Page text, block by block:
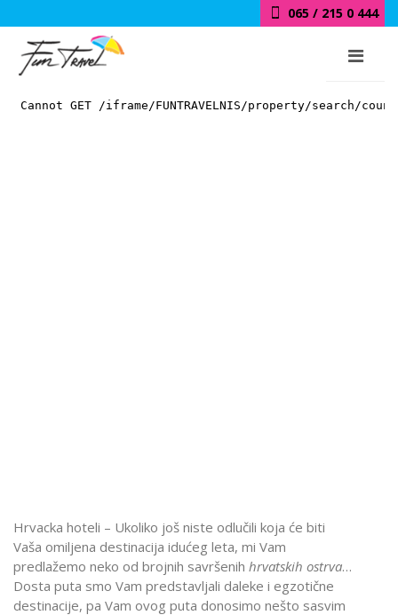
065 / 215 0 444
Hrvacka hoteli – Ukoliko još niste odlučili koja će biti
Vaša omiljena destinacija idućeg leta, mi Vam
predlažemo neko od brojnih savršenih hrvatskih ostrva…
Dosta puta smo Vam predstavljali daleke i egzotične
destinacije, pa Vam ovog puta donosimo nešto sasvim